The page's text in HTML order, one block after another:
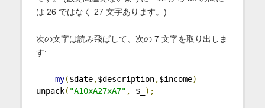
は 26 ではなく 27 文字あります。)
次の文字は読み飛ばして、次の 7 文字を取り出しま
す:
my($date,$description,$income)
=
unpack( "A10xA27xA7" , $_ );